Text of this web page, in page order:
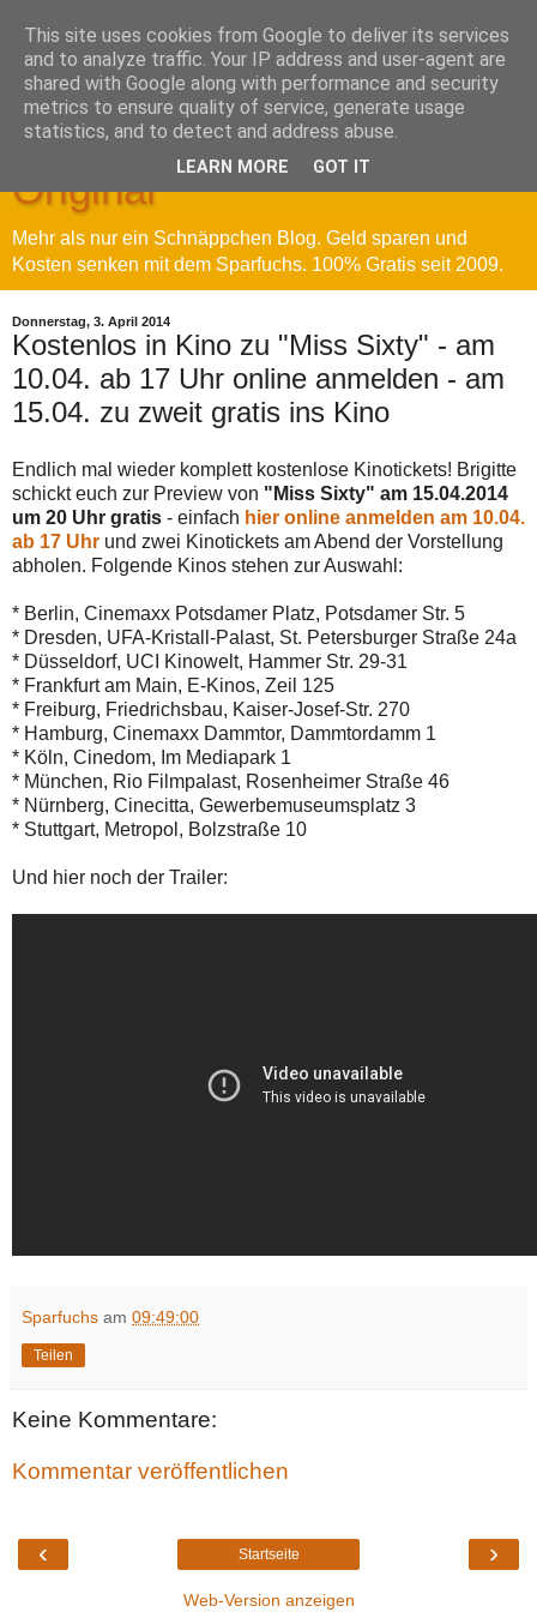
Sparfuchs' Blog - Das
Original
Mehr als nur ein Schnäppchen Blog. Geld sparen und
Kosten senken mit dem Sparfuchs. 100% Gratis seit 2009.
Donnerstag, 3. April 2014
Kostenlos in Kino zu "Miss Sixty" - am
10.04. ab 17 Uhr online anmelden - am
15.04. zu zweit gratis ins Kino
Endlich mal wieder komplett kostenlose Kinotickets! Brigitte
schickt euch zur Preview von "Miss Sixty" am 15.04.2014
um 20 Uhr gratis - einfach hier online anmelden am 10.04.
ab 17 Uhr und zwei Kinotickets am Abend der Vorstellung
abholen. Folgende Kinos stehen zur Auswahl:
* Berlin, Cinemaxx Potsdamer Platz, Potsdamer Str. 5
* Dresden, UFA-Kristall-Palast, St. Petersburger Straße 24a
* Düsseldorf, UCI Kinowelt, Hammer Str. 29-31
* Frankfurt am Main, E-Kinos, Zeil 125
* Freiburg, Friedrichsbau, Kaiser-Josef-Str. 270
* Hamburg, Cinemaxx Dammtor, Dammtordamm 1
* Köln, Cinedom, Im Mediapark 1
* München, Rio Filmpalast, Rosenheimer Straße 46
* Nürnberg, Cinecitta, Gewerbemuseumsplatz 3
* Stuttgart, Metropol, Bolzstraße 10
Und hier noch der Trailer:
Sparfuchs am 09:49:00
Teilen
Keine Kommentare:
Kommentar veröffentlichen
‹ ›
Startseite
Web-Version anzeigen
This site uses cookies from Google to deliver its services
and to analyze traffic. Your IP address and user-agent are
shared with Google along with performance and security
metrics to ensure quality of service, generate usage
statistics, and to detect and address abuse.
LEARN MORE GOT IT